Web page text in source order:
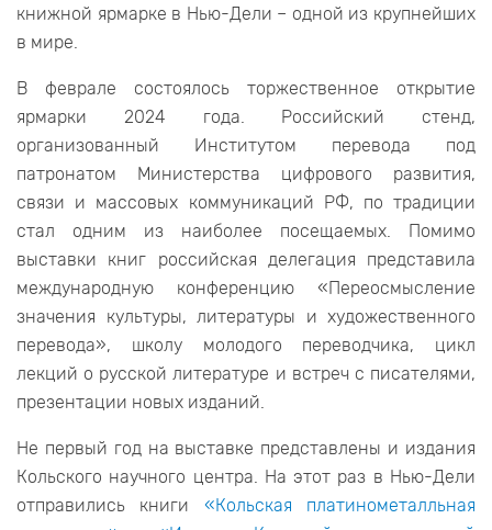
книжной ярмарке в Нью-Дели – одной из крупнейших
в мире.
В феврале состоялось торжественное открытие
ярмарки 2024 года. Российский стенд,
организованный Институтом перевода под
патронатом Министерства цифрового развития,
связи и массовых коммуникаций РФ, по традиции
стал одним из наиболее посещаемых. Помимо
выставки книг российская делегация представила
международную конференцию «Переосмысление
значения культуры, литературы и художественного
перевода», школу молодого переводчика, цикл
лекций о русской литературе и встреч с писателями,
презентации новых изданий.
Не первый год на выставке представлены и издания
Кольского научного центра. На этот раз в Нью-Дели
отправились книги «Кольская платинометалльная